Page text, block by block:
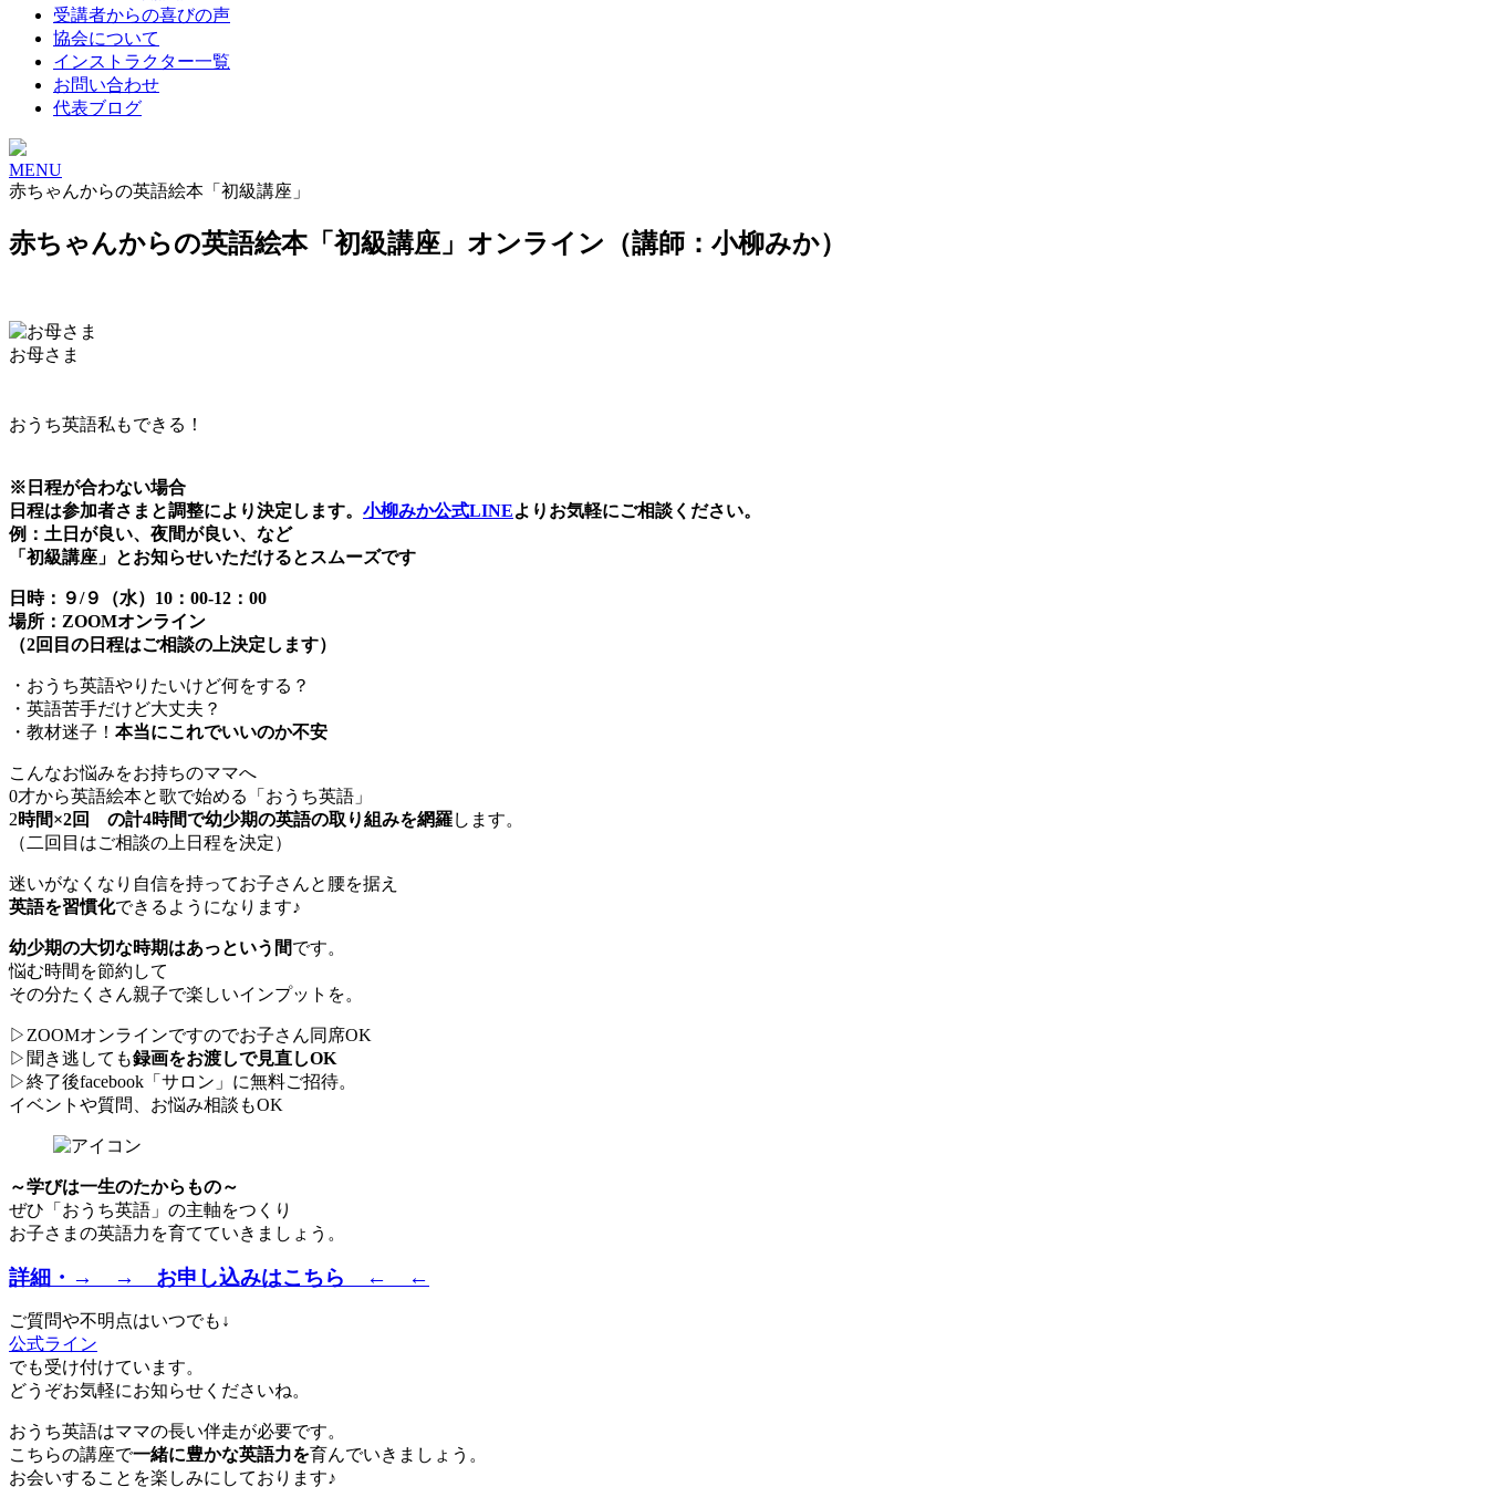
受講者からの喜びの声
協会について
インストラクター一覧
お問い合わせ
代表ブログ
MENU
赤ちゃんからの英語絵本「初級講座」
赤ちゃんからの英語絵本「初級講座」オンライン（講師：小柳みか）
お母さま
おうち英語私もできる！
※日程が合わない場合
日程は参加者さまと調整により決定します。 小柳みか公式LINEよりお気軽にご相談ください。
例：土日が良い、夜間が良い、など
「初級講座」とお知らせいただけるとスムーズです
日時：９/９（水）10：00-12：00
場所：ZOOMオンライン
（2回目の日程はご相談の上決定します）
・おうち英語やりたいけど何をする？
・英語苦手だけど大丈夫？
・教材迷子！ 本当にこれでいいのか不安
こんなお悩みをお持ちのママへ
0才から英語絵本と歌で始める「おうち英語」
2時間×2回 の計4時間で幼少期の英語の取り組みを網羅します。
（二回目はご相談の上日程を決定）
迷いがなくなり自信を持ってお子さんと腰を据え
英語を習慣化できるようになります♪
幼少期の大切な時期はあっという間です。
悩む時間を節約して
その分たくさん親子で楽しいインプットを。
▷ZOOMオンラインですのでお子さん同席OK
▷聞き逃しても録画をお渡しで見直しOK
▷終了後facebook「サロン」に無料ご招待。
イベントや質問、お悩み相談もOK
～学びは一生のたからもの～
ぜひ「おうち英語」の主軸をつくり
お子さまの英語力を育てていきましょう。
詳細・→ → お申し込みはこちら ← ←
ご質問や不明点はいつでも↓
公式ライン
でも受け付けています。
どうぞお気軽にお知らせくださいね。
おうち英語はママの長い伴走が必要です。
こちらの講座で一緒に豊かな英語力を育んでいきましょう。
お会いすることを楽しみにしております♪